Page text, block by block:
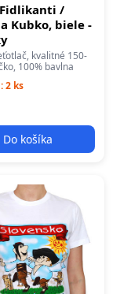
/
Kubko, biele -
kvalitné 150-
100% bavlna
2 ks
Do košíka